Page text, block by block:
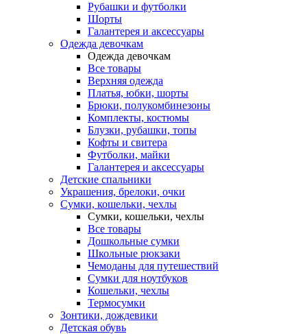
Рубашки и футболки
Шорты
Галантерея и аксессуары
Одежда девочкам
Одежда девочкам
Все товары
Верхняя одежда
Платья, юбки, шорты
Брюки, полукомбинезоны
Комплекты, костюмы
Блузки, рубашки, топы
Кофты и свитера
Футболки, майки
Галантерея и аксессуары
Детские спальники
Украшения, брелоки, очки
Сумки, кошельки, чехлы
Сумки, кошельки, чехлы
Все товары
Дошкольные сумки
Школьные рюкзаки
Чемоданы для путешествий
Сумки для ноутбуков
Кошельки, чехлы
Термосумки
Зонтики, дождевики
Детская обувь